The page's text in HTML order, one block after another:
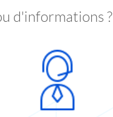
d'informations ?